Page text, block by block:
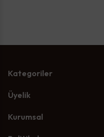
Kategoriler
Üyelik
Kurumsal